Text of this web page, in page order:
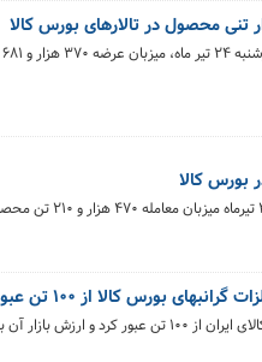
است.
بورس کالا از ۱۰۰ تن عبور کرد
به حدود ۳۸ همت رسید.